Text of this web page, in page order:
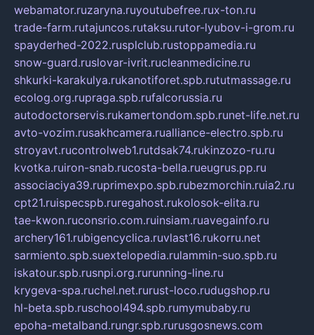
webamator.ruzaryna.ruyoutubefree.rux-ton.ru
trade-farm.rutajuncos.rutaksu.rutor-lyubov-i-grom.ru
spayderhed-2022.rusplclub.rustoppamedia.ru
snow-guard.ruslovar-ivrit.rucleanmedicine.ru
shkurki-karakulya.rukanotiforet.spb.rututmassage.ru
ecolog.org.rupraga.spb.rufalcorussia.ru
autodoctorservis.rukamertondom.spb.runet-life.net.ru
avto-vozim.rusakhcamera.rualliance-electro.spb.ru
stroyavt.rucontrolweb1.rutdsak74.rukinzozo-ru.ru
kvotka.ruiron-snab.rucosta-bella.rueugrus.pp.ru
associaciya39.ruprimexpo.spb.rubezmorchin.ruia2.ru
cpt21.ruispecspb.ruregahost.rukolosok-elita.ru
tae-kwon.ruconsrio.com.ruinsiam.ruavegainfo.ru
archery161.rubigencyclica.ruvlast16.rukorru.net
sarmiento.spb.suextelopedia.rulammin-suo.spb.ru
iskatour.spb.rusnpi.org.rurunning-line.ru
krygeva-spa.ruchel.net.rurust-loco.rudugshop.ru
hl-beta.spb.ruschool494.spb.rumymubaby.ru
epoha-metalband.rungr.spb.rurusgosnews.com